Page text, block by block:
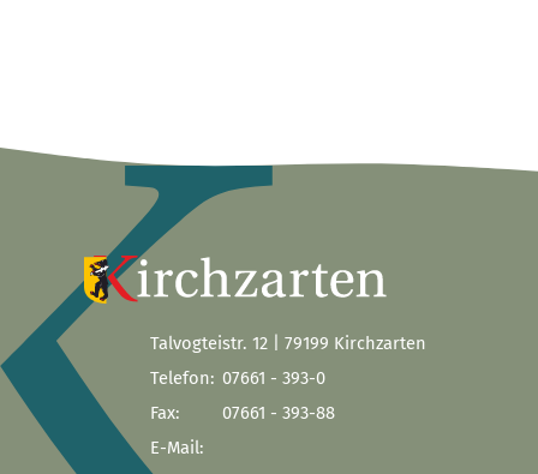
Talvogteistr. 12 | 79199 Kirchzarten
Telefon: 07661 - 393-0
Fax:
07661 - 393-88
E-Mail: